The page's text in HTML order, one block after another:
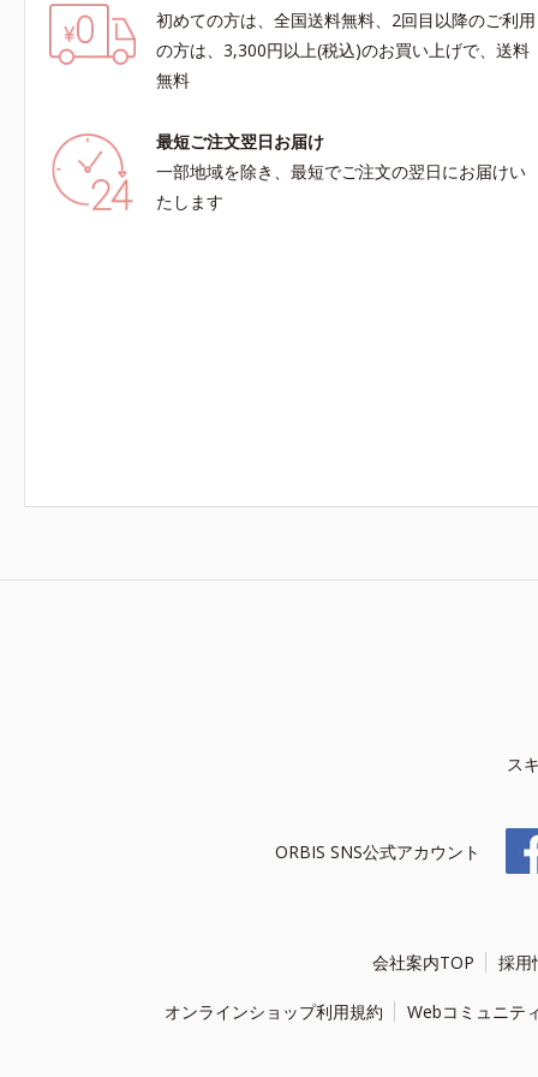
初めての方は、全国送料無料、2回目以降のご利用
の方は、3,300円以上(税込)のお買い上げで、送料
無料
最短ご注文翌日お届け
一部地域を除き、最短でご注文の翌日にお届けい
たします
ス
ORBIS SNS公式アカウント
会社案内TOP 採用
オンラインショップ利用規約 Webコミュニテ